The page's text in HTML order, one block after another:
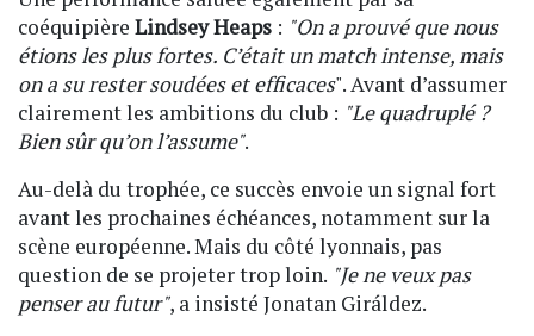
coéquipière Lindsey Heaps : "On a prouvé que nous
étions les plus fortes. C’était un match intense, mais
on a su rester soudées et efficaces". Avant d’assumer
clairement les ambitions du club : "Le quadruplé ?
Bien sûr qu’on l’assume".
Au-delà du trophée, ce succès envoie un signal fort
avant les prochaines échéances, notamment sur la
scène européenne. Mais du côté lyonnais, pas
question de se projeter trop loin. "Je ne veux pas
penser au futur", a insisté Jonatan Giráldez.